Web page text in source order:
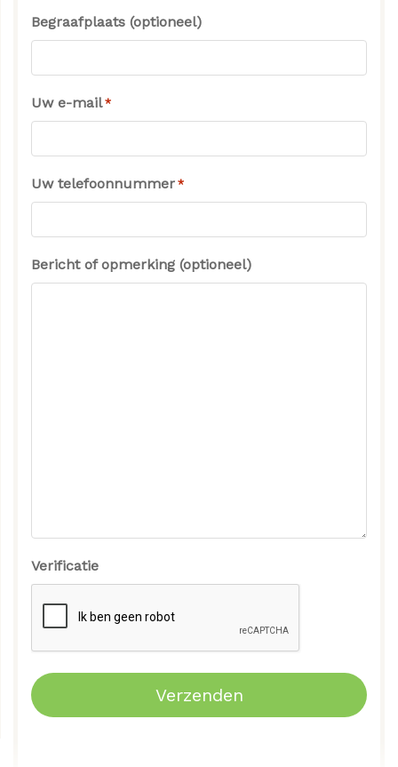
Begraafplaats (optioneel)
Uw e-mail *
Uw telefoonnummer *
Bericht of opmerking (optioneel)
Verificatie